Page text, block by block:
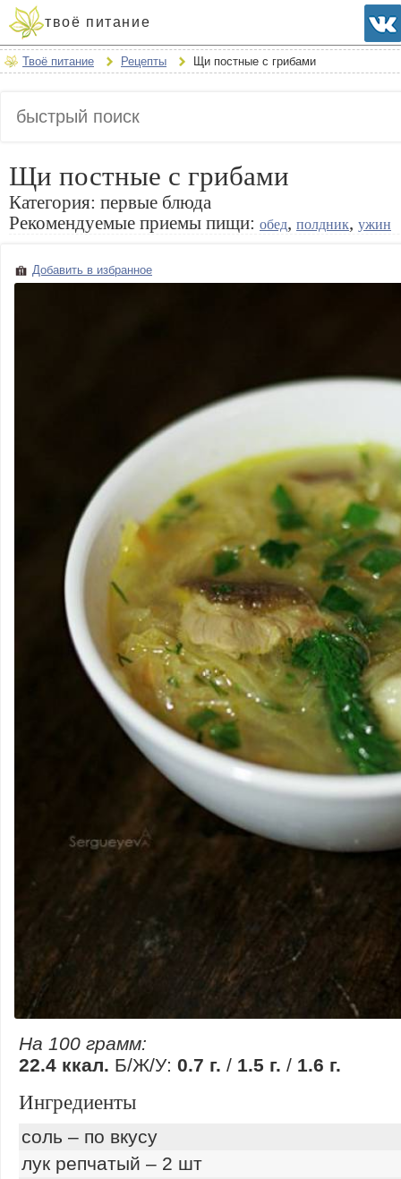
твоё питание
Твоё питание Рецепты Щи постные с грибами
Щи постные с грибами
Категория: первые блюда
Рекомендуемые приемы пищи: обед, полдник, ужин
Добавить в избранное
На 100 грамм:
22.4 ккал. Б/Ж/У: 0.7 г. / 1.5 г. / 1.6 г.
Ингредиенты
соль – по вкусу
лук репчатый – 2 шт